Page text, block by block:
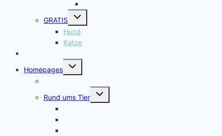
GRATIS
Untermenü
Hund
Katze
Homepages
Untermenü
Rund ums Tier
Untermenü